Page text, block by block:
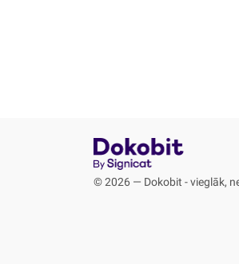
© 2026 — Dokobit - vieglāk,